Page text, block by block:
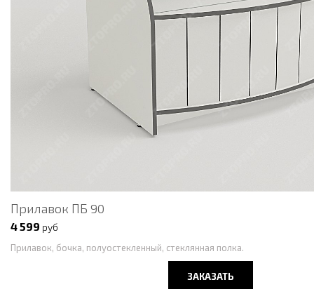
Прилавок ПБ 90
4 599 руб
Прилавок, бочка, полуостекленный, стеклянная полка.
ЗАКАЗАТЬ